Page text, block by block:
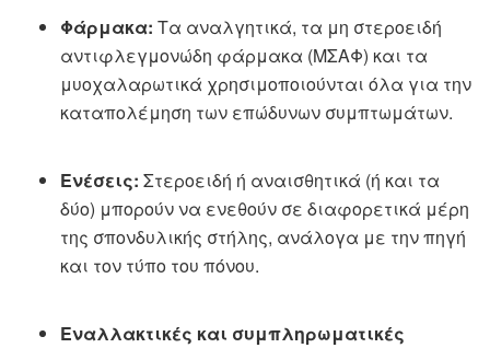
Φάρμακα: Τα αναλγητικά, τα μη στεροειδή
αντιφλεγμονώδη φάρμακα (ΜΣΑΦ) και τα
μυοχαλαρωτικά χρησιμοποιούνται όλα για την
καταπολέμηση των επώδυνων συμπτωμάτων.
Ενέσεις: Στεροειδή ή αναισθητικά (ή και τα
δύο) μπορούν να ενεθούν σε διαφορετικά μέρη
της σπονδυλικής στήλης, ανάλογα με την πηγή
και τον τύπο του πόνου.
Εναλλακτικές και συμπληρωματικές